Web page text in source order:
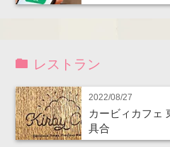
レストラン
2022/08/27
カービィカフェ
具合